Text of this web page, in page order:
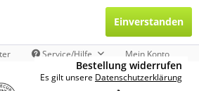
Service/Hilfe Mein Konto
Bestellung widerrufen
Es gilt unsere Datenschutzerklärung
Einverstanden